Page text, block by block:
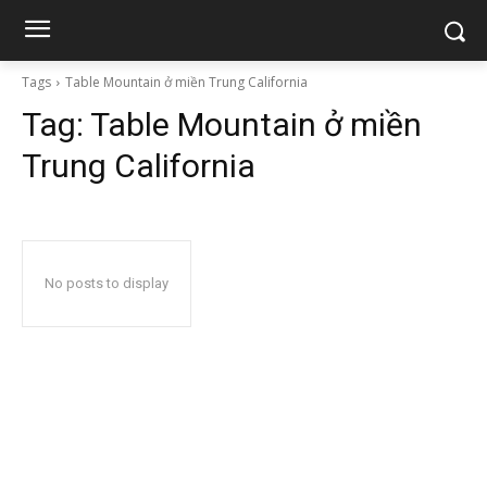
Tags Table Mountain ở miền Trung California
Tag: Table Mountain ở miền
Trung California
No posts to display